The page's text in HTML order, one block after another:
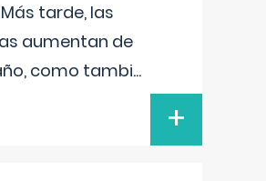
tarde, las
aumentan de
como tambi...
+